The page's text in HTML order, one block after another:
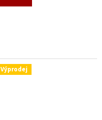
Výprodej